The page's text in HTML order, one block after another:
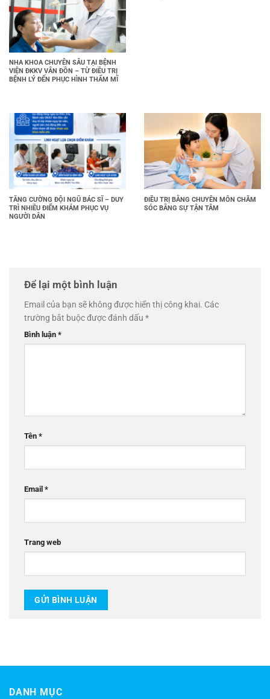
NHA KHOA CHUYÊN SÂU TẠI BỆNH
VIỆN ĐKKV VÂN ĐỒN – TỪ ĐIỀU TRỊ
BỆNH LÝ ĐẾN PHỤC HÌNH THẨM MĨ
TĂNG CƯỜNG ĐỘI NGŨ BÁC SĨ – DUY
TRÌ NHIỀU ĐIỂM KHÁM PHỤC VỤ
NGƯỜI DÂN
ĐIỀU TRỊ BẰNG CHUYÊN MÔN CHĂM
SÓC BẰNG SỰ TẬN TÂM
Để lại một bình luận
Email của bạn sẽ không được hiển thị công khai. Các
trường bắt buộc được đánh dấu *
Bình luận *
Tên *
Email *
Trang web
DANH MỤC